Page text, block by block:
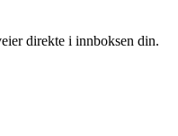
direkte i innboksen din.